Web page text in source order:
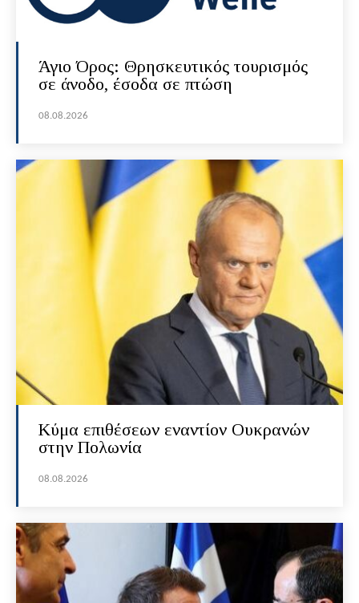
Άγιο Όρος: Θρησκευτικός τουρισμός
σε άνοδο, έσοδα σε πτώση
08.08.2026
Κύμα επιθέσεων εναντίον Ουκρανών
στην Πολωνία
08.08.2026